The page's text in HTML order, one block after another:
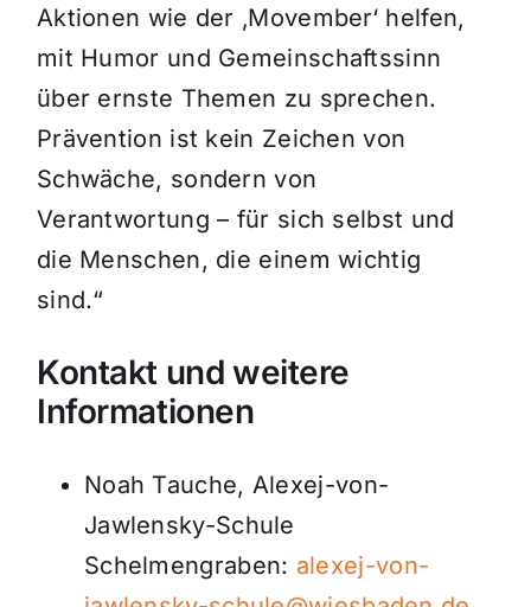
Aktionen wie der ‚Movember‘ helfen,
mit Humor und Gemeinschaftssinn
über ernste Themen zu sprechen.
Prävention ist kein Zeichen von
Schwäche, sondern von
Verantwortung – für sich selbst und
die Menschen, die einem wichtig
sind.“
Kontakt und weitere
Informationen
Noah Tauche, Alexej-von-
Jawlensky-Schule
Schelmengraben: alexej-von-